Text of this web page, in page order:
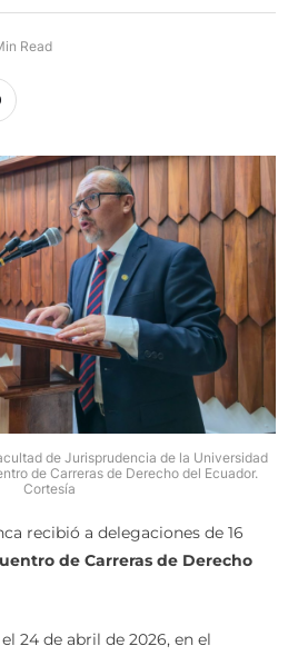
Read
de Jurisprudencia de la Universidad
de Carreras de Derecho del Ecuador.
Cortesía
recibió a delegaciones de 16
de Carreras de Derecho
24 de abril de 2026, en el